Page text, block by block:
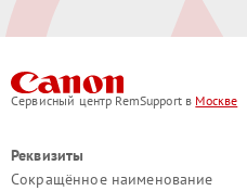
Сервисный центр RemSupport в Москве
Реквизиты
Сокращённое наименование